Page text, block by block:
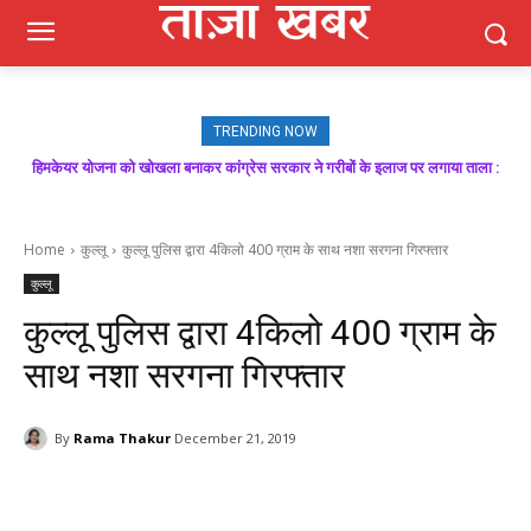
TRENDING NOW
हिमकेयर योजना को खोखला बनाकर कांग्रेस सरकार ने गरीबों के इलाज पर लगाया ताला :
मजबूत बूथ ही भाजपा की जीत की गारंटी, आगामी विधानसभा चुनाव में बूथ प्रबंधन निभाएगा
Home कुल्लू कुल्लू पुलिस द्वारा 4किलो 400 ग्राम के साथ नशा सरगना गिरफ्तार
कुल्लू
कुल्लू पुलिस द्वारा 4किलो 400 ग्राम के
साथ नशा सरगना गिरफ्तार
By Rama Thakur December 21, 2019